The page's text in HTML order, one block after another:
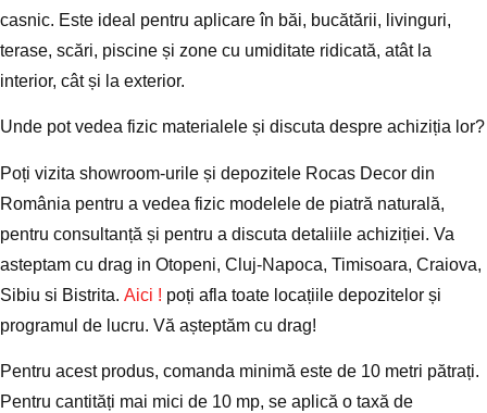
casnic. Este ideal pentru aplicare în băi, bucătării, livinguri,
terase, scări, piscine și zone cu umiditate ridicată, atât la
interior, cât și la exterior.
Unde pot vedea fizic materialele și discuta despre achiziția lor?
Poți vizita showroom-urile și depozitele Rocas Decor din
România pentru a vedea fizic modelele de piatră naturală,
pentru consultanță și pentru a discuta detaliile achiziției. Va
asteptam cu drag in Otopeni, Cluj-Napoca, Timisoara, Craiova,
Sibiu si Bistrita. Aici ! poți afla toate locațiile depozitelor și
programul de lucru. Vă așteptăm cu drag!
Pentru acest produs, comanda minimă este de 10 metri pătrați.
Pentru cantități mai mici de 10 mp, se aplică o taxă de